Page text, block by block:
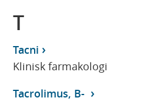
T
Tacni
Klinisk farmakologi
Tacrolimus, B-